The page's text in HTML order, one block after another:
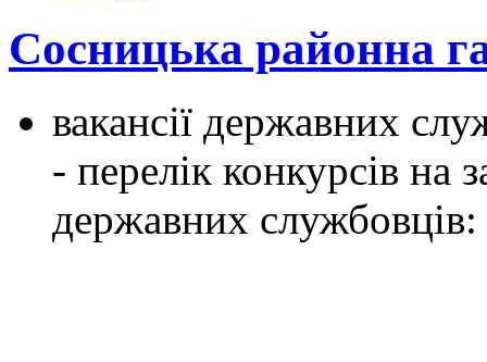
Сосницька районна
вакансії державних
- перелік конкурсів на
державних службовців: